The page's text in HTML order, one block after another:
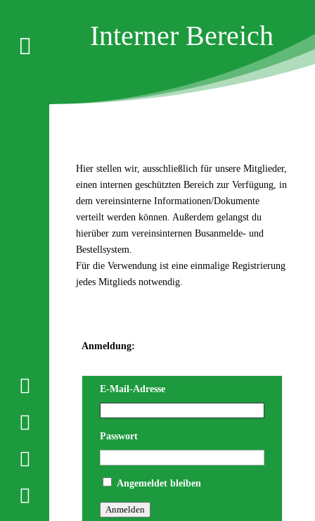





Interner Bereich
Hier stellen wir, ausschließlich für unsere Mitglieder,
einen internen geschützten Bereich zur Verfügung, in
dem vereinsinterne Informationen/Dokumente
verteilt werden können. Außerdem gelangst du
hierüber zum vereinsinternen Busanmelde- und
Bestellsystem.
Für die Verwendung ist eine einmalige Registrierung
jedes Mitglieds notwendig.
Anmeldung:
E-Mail-Adresse
Passwort
Angemeldet bleiben
Anmelden